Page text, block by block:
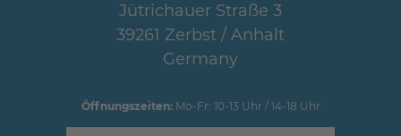
Jütrichauer Straße 3
39261 Zerbst / Anhalt
Germany
Öffnungszeiten:Mo-Fr: 10-13 Uhr / 14-18 Uhr